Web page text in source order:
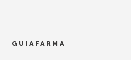
GUIAFARMA